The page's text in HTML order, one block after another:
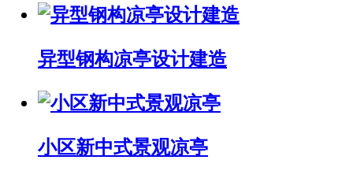
异型钢构凉亭设计建造
小区新中式景观凉亭